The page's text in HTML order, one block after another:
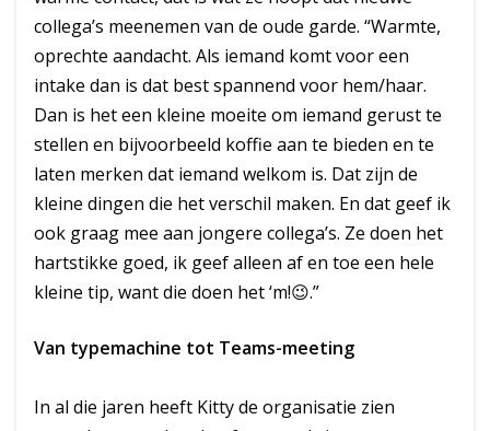
collega’s meenemen van de oude garde. “Warmte,
oprechte aandacht. Als iemand komt voor een
intake dan is dat best spannend voor hem/haar.
Dan is het een kleine moeite om iemand gerust te
stellen en bijvoorbeeld koffie aan te bieden en te
laten merken dat iemand welkom is. Dat zijn de
kleine dingen die het verschil maken. En dat geef ik
ook graag mee aan jongere collega’s. Ze doen het
hartstikke goed, ik geef alleen af en toe een hele
kleine tip, want die doen het ‘m!😉.”
Van typemachine tot Teams-meeting
In al die jaren heeft Kitty de organisatie zien